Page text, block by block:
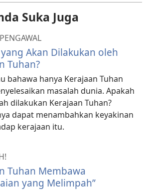
Suka Juga
Akan Dilakukan oleh
Tuhan?
bahawa hanya Kerajaan Tuhan
masalah dunia. Apakah
dilakukan Kerajaan Tuhan?
dapat menambahkan keyakinan
kerajaan itu.
Tuhan Membawa
yang Melimpah”